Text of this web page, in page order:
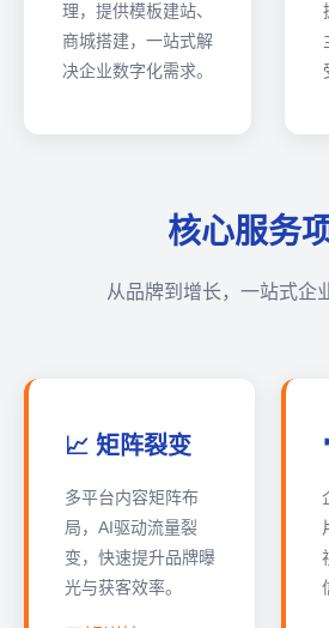
理，提供模板建站、
商城搭建，一站式解
决企业数字化需求。
核心服务
从品牌到增长，一站式企
📈 矩阵裂变
多平台内容矩阵布
局，AI驱动流量裂
变，快速提升品牌曝
光与获客效率。